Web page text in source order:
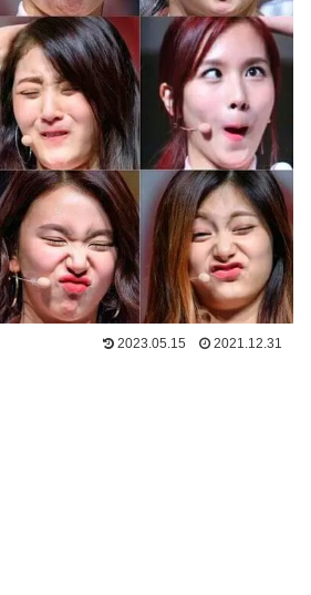
2023.05.15 2021.12.31